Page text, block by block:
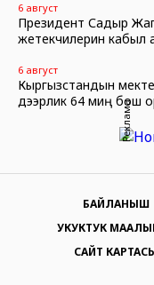
6 август
Президент Садыр
жетекчилерин кабыл
6 август
Кыргызстандын
дээрлик 64 миң бош
Реклама
БАЙЛАНЫШ
УКУКТУК
САЙТ